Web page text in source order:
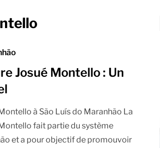
Josué Montello : Un
à São Luís do Maranhão La
fait partie du système
et a pour objectif de promouvoir